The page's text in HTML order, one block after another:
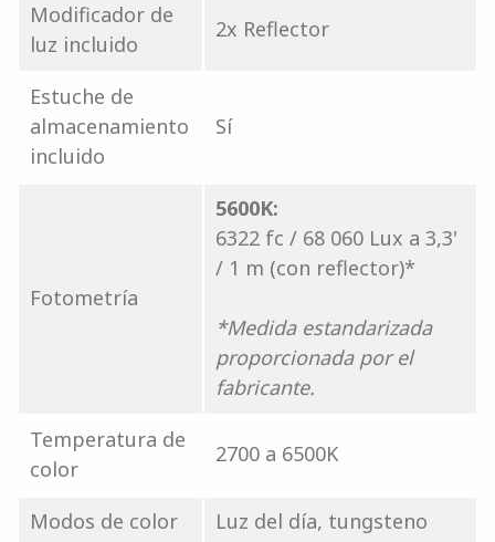
Modificador de
luz incluido
2x Reflector
Estuche de
almacenamiento
incluido
Sí
Fotometría
5600K:
6322 fc / 68 060 Lux a 3,3'
/ 1 m (con reflector)*
*Medida estandarizada
proporcionada por el
fabricante.
Temperatura de
color
2700 a 6500K
Modos de color
Luz del día, tungsteno